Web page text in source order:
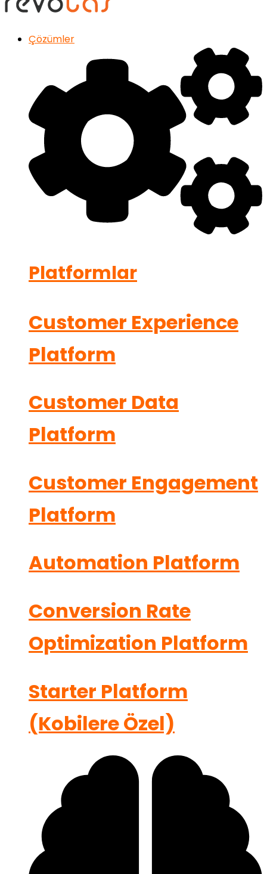
Çözümler
Platformlar
Customer Experience
Platform
Customer Data
Platform
Customer Engagement
Platform
Automation Platform
Conversion Rate
Optimization Platform
Starter Platform
(Kobilere Özel)